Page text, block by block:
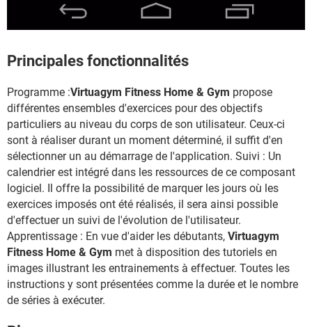
Principales fonctionnalités
Programme :Virtuagym Fitness Home & Gym propose
différentes ensembles d'exercices pour des objectifs
particuliers au niveau du corps de son utilisateur. Ceux-ci
sont à réaliser durant un moment déterminé, il suffit d'en
sélectionner un au démarrage de l'application. Suivi : Un
calendrier est intégré dans les ressources de ce composant
logiciel. Il offre la possibilité de marquer les jours où les
exercices imposés ont été réalisés, il sera ainsi possible
d'effectuer un suivi de l'évolution de l'utilisateur.
Apprentissage : En vue d'aider les débutants, Virtuagym
Fitness Home & Gym met à disposition des tutoriels en
images illustrant les entrainements à effectuer. Toutes les
instructions y sont présentées comme la durée et le nombre
de séries à exécuter.